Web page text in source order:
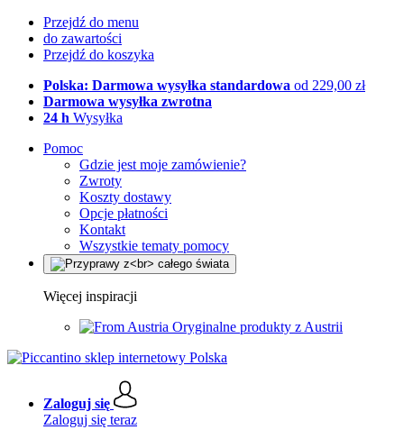
Przejdź do menu
do zawartości
Przejdź do koszyka
Polska: Darmowa wysyłka standardowa od 229,00 zł
Darmowa wysyłka zwrotna
24 h Wysyłka
Pomoc
Gdzie jest moje zamówienie?
Zwroty
Koszty dostawy
Opcje płatności
Kontakt
Wszystkie tematy pomocy
Więcej inspiracji
Oryginalne produkty z Austrii
Zaloguj się
Zaloguj się teraz